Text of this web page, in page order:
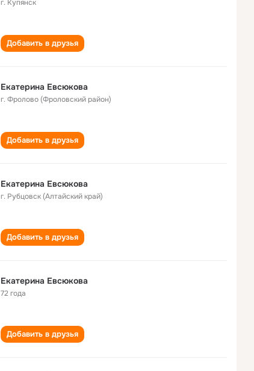
г. Купянск
Добавить в друзья
Екатерина Евсюкова
г. Фролово (Фроловский район)
Добавить в друзья
Екатерина Евсюкова
г. Рубцовск (Алтайский край)
Добавить в друзья
Екатерина Евсюкова
72 года
Добавить в друзья